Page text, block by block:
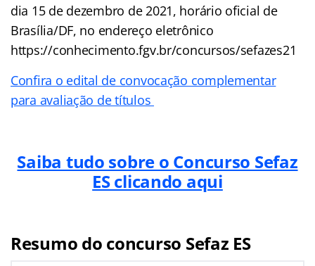
dia 15 de dezembro de 2021, horário oficial de
Brasília/DF, no endereço eletrônico
https://conhecimento.fgv.br/concursos/sefazes21
Confira o edital de convocação complementar
para avaliação de títulos
Saiba tudo sobre o Concurso Sefaz
ES clicando aqui
Resumo do concurso Sefaz ES